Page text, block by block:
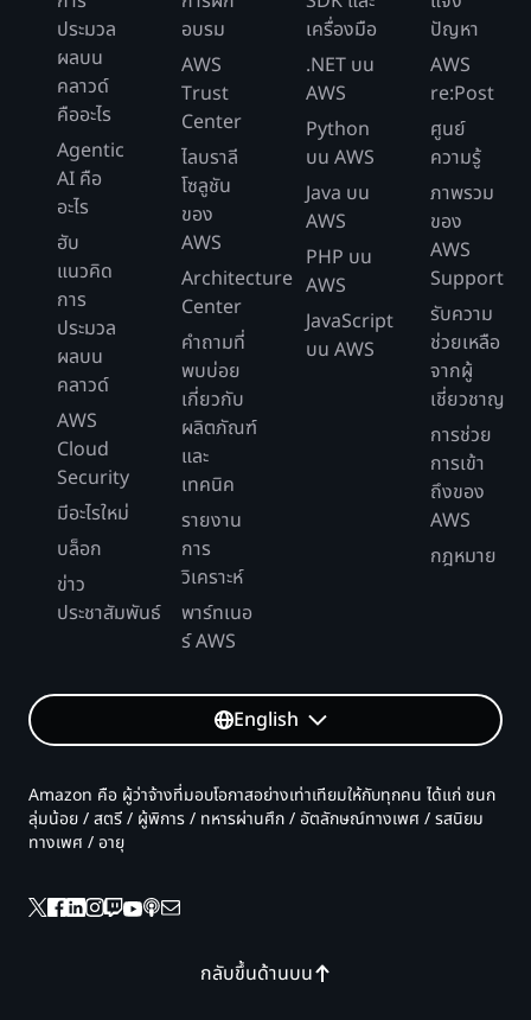
ประมวล
ผลบน
คลาวด์
คืออะไร
Agentic
AI คือ
อะไร
ฮับ
แนวคิด
การ
ประมวล
ผลบน
คลาวด์
AWS
Cloud
Security
มีอะไรใหม่
บล็อก
ข่าว
ประชาสัมพันธ์
อบรม
AWS
Trust
Center
ไลบราลี
โซลูชัน
ของ
AWS
Architecture
Center
คำถามที่
พบบ่อย
เกี่ยวกับ
ผลิตภัณฑ์
และ
เทคนิค
รายงาน
การ
วิเคราะห์
พาร์ทเนอ
ร์ AWS
เครื่องมือ
.NET บน
AWS
Python
บน AWS
Java บน
AWS
PHP บน
AWS
JavaScript
บน AWS
ปัญหา
AWS
re:Post
ศูนย์
ความรู้
ภาพรวม
ของ
AWS
Support
รับความ
ช่วยเหลือ
จากผู้
เชี่ยวชาญ
การช่วย
การเข้า
ถึงของ
AWS
กฎหมาย
English
กลับขึ้นด้านบน
Amazon คือ ผู้ว่าจ้างที่มอบโอกาสอย่างเท่าเทียมให้กับทุกคน ได้แก่ ชนก
ลุ่มน้อย / สตรี / ผู้พิการ / ทหารผ่านศึก / อัตลักษณ์ทางเพศ / รสนิยม
ทางเพศ / อายุ